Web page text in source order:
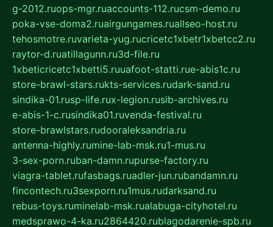
g-2012.ruops-mgr.ruaccounts-112.rucsm-demo.ru
poka-vse-doma2.ruairgungames.ruallseo-host.ru
tehosmotre.ruvarieta-yug.rucricetc1xbetr1xbetcc2.ru
raytor-d.ruatillagunn.ru3d-file.ru
1xbeticricetc1xbetti5.ruuafoot-statti.rue-abis1c.ru
store-brawl-stars.rukts-services.rudark-sand.ru
sindika-01.rusp-life.rux-legion.rusib-archives.ru
e-abis-1-c.rusindika01.ruvenda-festival.ru
store-brawlstars.rudooraleksandria.ru
antenna-highly.rumine-lab-msk.ru1-mus.ru
3-sex-porn.ruban-damn.rupurse-factory.ru
viagra-tablet.rufasbags.ruadler-jun.rubandamn.ru
fincontech.ru3sexporn.ru1mus.rudarksand.ru
rebus-toys.ruminelab-msk.rualabuga-cityhotel.ru
medsprawo-4-ka.ru2864420.rublagodarenie-spb.ru